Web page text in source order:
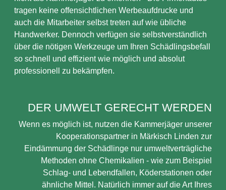
tragen keine offensichtlichen Werbeaufdrucke und
auch die Mitarbeiter selbst treten auf wie übliche
Handwerker. Dennoch verfügen sie selbstverständlich
über die nötigen Werkzeuge um Ihren Schädlingsbefall
so schnell und effizient wie möglich und absolut
professionell zu bekämpfen.
DER UMWELT GERECHT WERDEN
Wenn es möglich ist, nutzen die Kammerjäger unserer
Kooperationspartner in Märkisch Linden zur
Eindämmung der Schädlinge nur umweltverträgliche
Methoden ohne Chemikalien - wie zum Beispiel
Schlag- und Lebendfallen, Köderstationen oder
ähnliche Mittel. Natürlich immer auf die Art Ihres